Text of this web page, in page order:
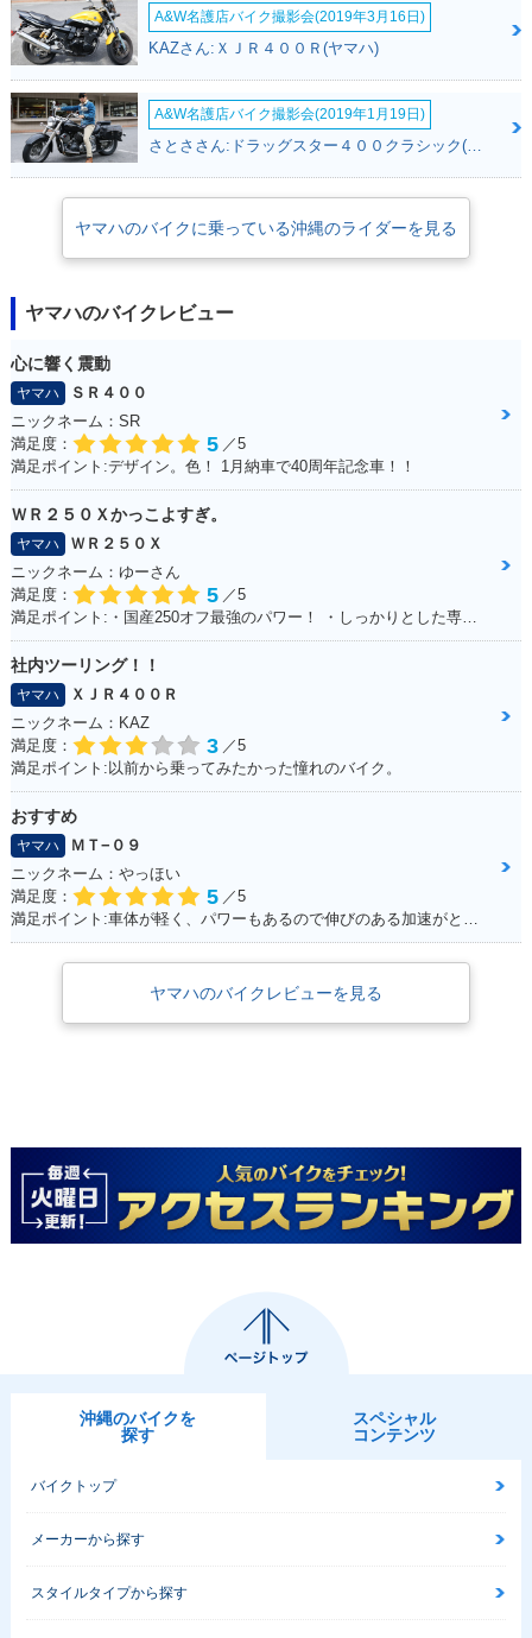
A&W名護店バイク撮影会(2019年3月16日)
KAZさん:ＸＪＲ４００Ｒ(ヤマハ)
A&W名護店バイク撮影会(2019年1月19日)
ヤマハのバイクに乗っている沖縄のライダーを見る
ヤマハのバイクレビュー
心に響く震動
ヤマハ
ＳＲ４００
ニックネーム：SR
満足度：
5 ／5
満足ポイント:デザイン。色！ 1月納車で40周年記念車！！
ＷＲ２５０Ｘかっこよすぎ。
ヤマハ
ＷＲ２５０Ｘ
ニックネーム：ゆーさん
満足度：
5 ／5
満足ポイント:・国産250オフ最強のパワー！ ・しっかりとした専用設計の足回り！ ・スタイルよすぎ！ノーマル車でもめちゃカッコイイ！！ ・アフターパーツも250オフの中では多い方！ ・メンテサイクル長いから楽！ ・デカールでイメチェンし放題だから飽きが来ない！ ・ネットで情報集めがしやすい（ユーザーが多い）
社内ツーリング！！
ヤマハ
ＸＪＲ４００Ｒ
ニックネーム：KAZ
満足度：
3 ／5
満足ポイント:以前から乗ってみたかった憧れのバイク。
おすすめ
ヤマハ
ＭＴ−０９
ニックネーム：やっほい
満足度：
5 ／5
満足ポイント:車体が軽く、パワーもあるので伸びのある加速がとてもいいです。 高速道路も走りましたが、とても楽しめました。 また三気筒エンジンがとても気持ちよく、 国産車で三気筒エンジンはとても貴重だと感じた１台です。
ヤマハのバイクレビューを見る
沖縄のバイクを
探す
スペシャル
コンテンツ
バイクトップ
メーカーから探す
スタイルタイプから探す